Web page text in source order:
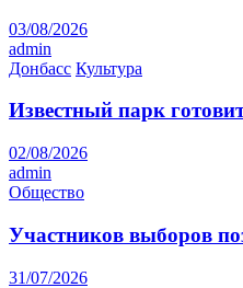
03/08/2026
admin
Донбасс Культура
Известный парк
02/08/2026
admin
Общество
Участников выборов
31/07/2026